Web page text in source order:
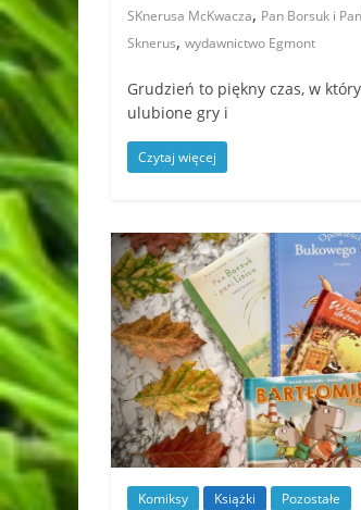
SKnerusa McKwacza, Pan Borsuk i
Sknerus, wydawnictwo Egmont
Grudzień to piękny czas, w
ulubione gry i
Czytaj więcej
Komiksy Książki Pozostałe